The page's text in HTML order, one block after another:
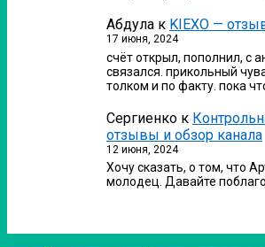
Абдула к KIEXO —
17 июня, 2024
счёт открыл, пополнил, с
связался. прикольный
толком и по факту. пока
Сергиенко к
отзывы и обзор канала
12 июня, 2024
Хочу сказать, о том, что
молодец. Давайте